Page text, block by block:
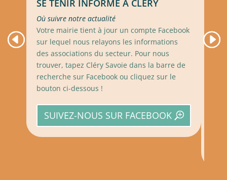
SE TENIR INFORMÉ À CLÉRY
Où suivre notre actualité
Votre mairie tient à jour un compte Facebook
sur lequel nous relayons les informations
des associations du secteur. Pour nous
trouver, tapez Cléry Savoie dans la barre de
recherche sur Facebook ou cliquez sur le
bouton ci-dessous !
SUIVEZ-NOUS SUR FACEBOOK
La